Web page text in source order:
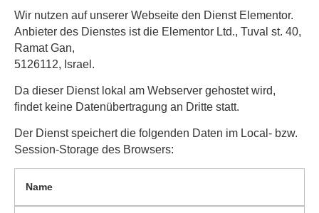
Wir nutzen auf unserer Webseite den Dienst Elementor.
Anbieter des Dienstes ist die Elementor Ltd., Tuval st. 40,
Ramat Gan,
5126112, Israel.
Da dieser Dienst lokal am Webserver gehostet wird,
findet keine Datenübertragung an Dritte statt.
Der Dienst speichert die folgenden Daten im Local- bzw.
Session-Storage des Browsers:
Name